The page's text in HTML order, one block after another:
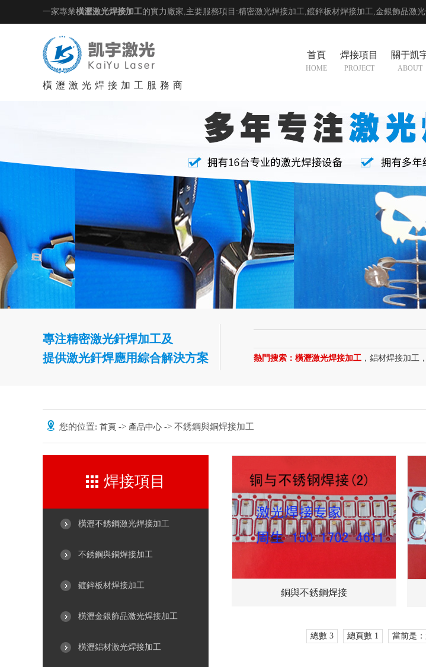
一家專業橫瀝激光焊接加工的實力廠家,主要服務項目:精密激光焊接加工,鍍鋅板材焊接加工,金銀飾品激
橫瀝激光焊接加工服務商
首頁
HOME
焊接項目
PROJECT
關于凱
ABOUT
專注精密激光釬焊加工及
提供激光釬焊應用綜合解決方案
熱門搜索： 橫瀝激光焊接加工 ， 鋁材焊接加工 ，
您的位置: 首頁 -> 產品中心 -> 不銹鋼與銅焊接加工
焊接項目
橫瀝不銹鋼激光焊接加工
不銹鋼與銅焊接加工
鍍鋅板材焊接加工
橫瀝金銀飾品激光焊接加工
橫瀝鋁材激光焊接加工
銅與不銹鋼焊接
總數 3 總頁數 1 當前是